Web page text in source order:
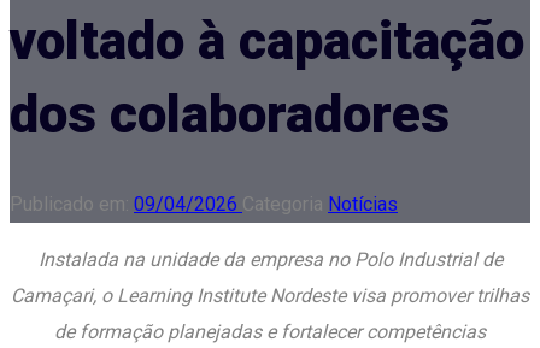
voltado à capacitação
dos colaboradores
Publicado em: 09/04/2026 Categoria Notícias
Instalada na unidade da empresa no Polo Industrial de
Camaçari, o Learning Institute Nordeste visa promover trilhas
de formação planejadas e fortalecer competências